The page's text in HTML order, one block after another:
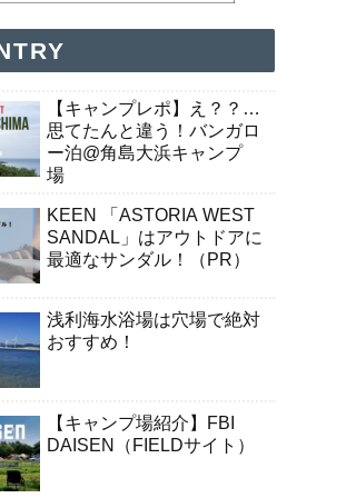
【キャンプレポ】え？？…
思てたんと違う！バンガロ
ー泊@角島大浜キャンプ
場
KEEN 「ASTORIA WEST
SANDAL」はアウトドアに
最適なサンダル！（PR）
浅利海水浴場は穴場で絶対
おすすめ！
【キャンプ場紹介】FBI
DAISEN（FIELDサイト）